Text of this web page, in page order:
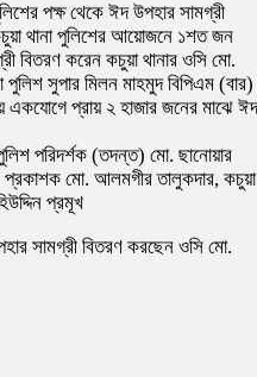
পক্ষ থেকে ঈদ উপহার সামগ্রী
থানা পুলিশের আয়োজনে ১শত জন
বিতরণ করেন কচুয়া থানার ওসি মো.
সুপার মিলন মাহমুদ বিপিএম (বার)
একযোগে প্রায় ২ হাজার জনের মাঝে ঈদ
পরিদর্শক (তদন্ত) মো. ছানোয়ার
প্রকাশক মো. আলমগীর তালুকদার, কচুয়া
প্রমূখ
সামগ্রী বিতরণ করছেন ওসি মো.